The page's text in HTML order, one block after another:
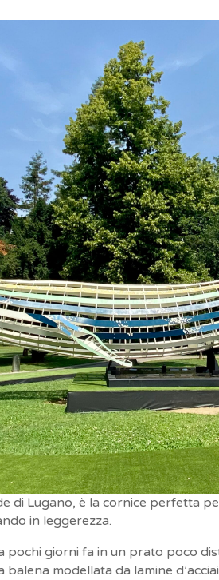
di Lugano, è la cornice perfetta
in leggerezza.
pochi giorni fa in un prato poco
balena modellata da lamine